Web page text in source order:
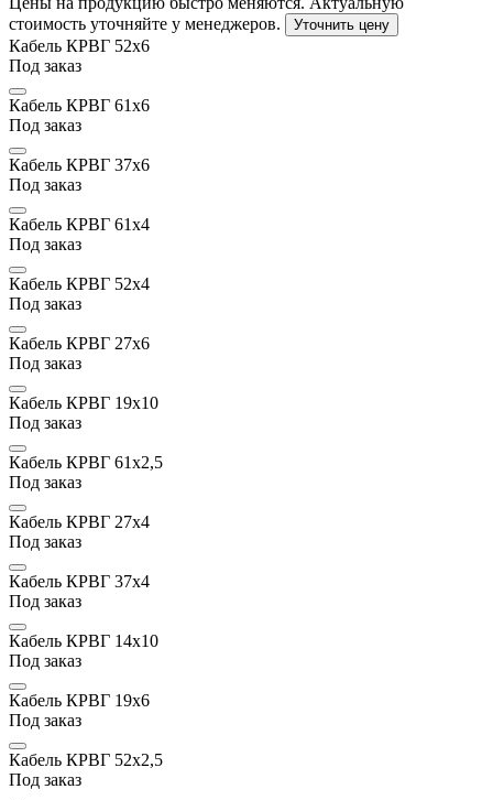
стоимость уточняйте у менеджеров.
Уточнить цену
Кабель КРВГ 52х6
Под заказ
Кабель КРВГ 61х6
Под заказ
Кабель КРВГ 37х6
Под заказ
Кабель КРВГ 61х4
Под заказ
Кабель КРВГ 52х4
Под заказ
Кабель КРВГ 27х6
Под заказ
Кабель КРВГ 19х10
Под заказ
Кабель КРВГ 61х2,5
Под заказ
Кабель КРВГ 27х4
Под заказ
Кабель КРВГ 37х4
Под заказ
Кабель КРВГ 14х10
Под заказ
Кабель КРВГ 19х6
Под заказ
Кабель КРВГ 52х2,5
Под заказ